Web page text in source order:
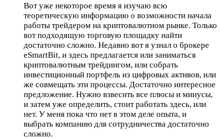
Вот уже некоторое время я изучаю всю
теоретическую информацию о возможности начала
работы трейдером на криптовалютном рынке. Только
вот подходящую торговую площадку найти
достаточно сложно. Недавно вот я узнал о брокере
eSmartBit, и здесь предлагается или заниматься
криптовалютным трейдингом, или собрать
инвестиционный портфель из цифровых активов, или
же совмещать эти процессы. Достаточно интересное
предложение. Нужно взвесить все плюсы и минусы,
и затем уже определить, стоит работать здесь, или
нет. У меня пока что нет в этом деле опыта, и
выбрать компанию для сотрудничества достаточно
сложно.